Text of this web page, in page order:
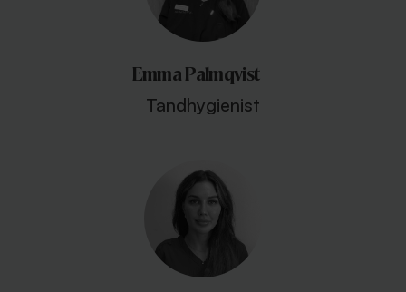
Emma Palmqvist
Tandhygienist